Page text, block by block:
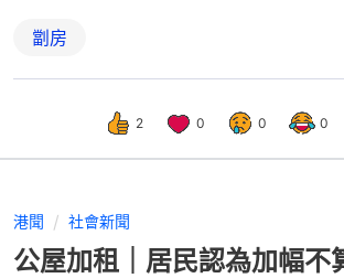
劏房
2 0 0 0
港聞 社會新聞
公屋加租｜居民認為加幅不